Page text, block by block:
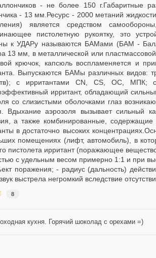
- не более 150 г.Габаритные
- 13 мм.Ресурс - 2000 метаний
является средством
пистолетную рукоятку, это
к УДАРу называются БАМами (БАМ -
13 мм, в металлической или
крючок, капсюль воспламеняется и
Выпускаются БАМы различных видов:
с ирритантами CN, CS, OC, МПК;
ирритант, обладающий
со слизистыми оболочками глаз
Вдыхание аэрозоля вызывает сильный
а также комбинированные,
в достаточно высоких
помещениях (лифт, автомобиль), в
пистолета ирритант (поражающее
с удельным весом примерно 1:1 и при
поражения; - радиус (дальность)
выстрела негромкий вследствие
8
кухня. Горячий шоколад с орехами =)